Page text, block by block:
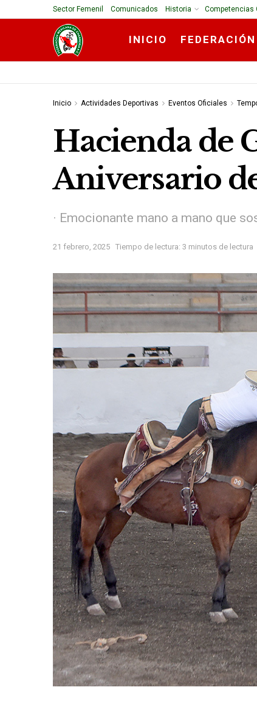
Sector Femenil Comunicados Historia Competencias
INICIO FEDERACIÓN
Inicio Actividades Deportivas Eventos Oficiales
Hacienda de
Aniversario
· Emocionante mano a mano que
21 febrero, 2025 Tiempo de lectura: 3 minutos de lectura